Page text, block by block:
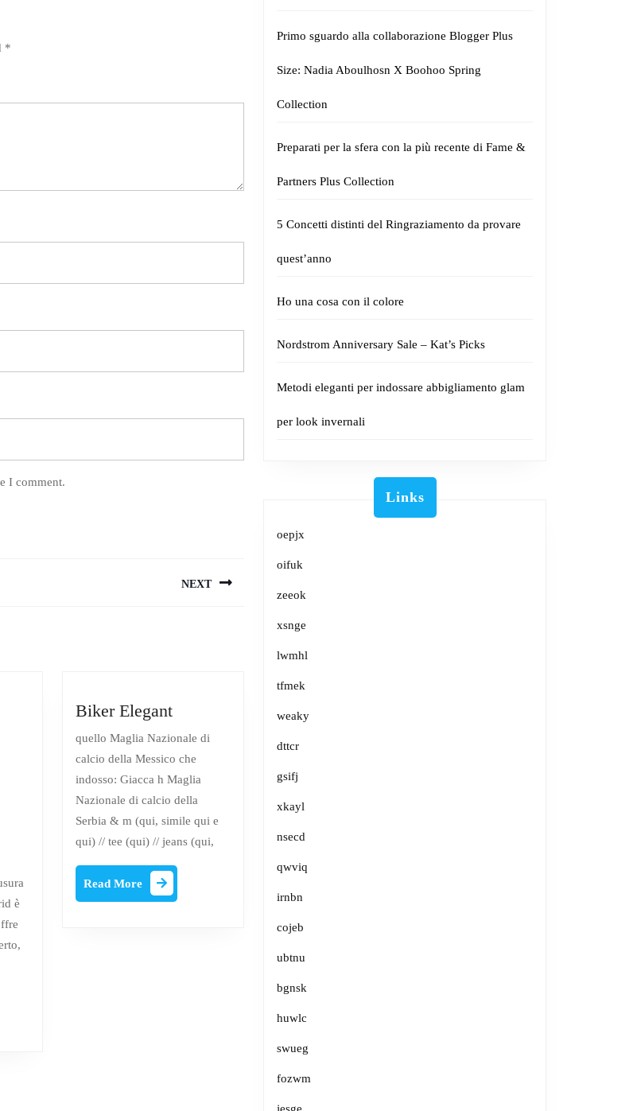
*
I comment.
NEXT
è
Biker ElegantBiker
Elegant
quello Maglia Nazionale di
calcio della Messico che
indosso: Giacca h Maglia
Nazionale di calcio della
Serbia & m (qui, simile qui e
qui) // tee (qui) // jeans (qui,
Read More
More
Primo sguardo alla collaborazione Blogger Plus
Size: Nadia Aboulhosn X Boohoo Spring
Collection
Preparati per la sfera con la più recente di Fame &
Partners Plus Collection
5 Concetti distinti del Ringraziamento da provare
quest’anno
Ho una cosa con il colore
Nordstrom Anniversary Sale – Kat’s Picks
Metodi eleganti per indossare abbigliamento glam
per look invernali
Links
oepjx
oifuk
zeeok
xsnge
lwmhl
tfmek
weaky
dttcr
gsifj
xkayl
nsecd
qwviq
irnbn
cojeb
ubtnu
bgnsk
huwlc
swueg
fozwm